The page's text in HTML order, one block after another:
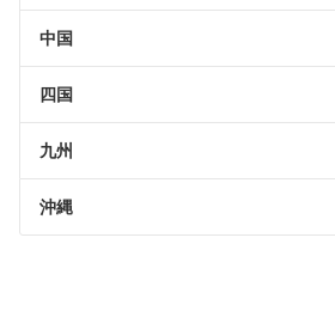
中国
四国
九州
沖縄